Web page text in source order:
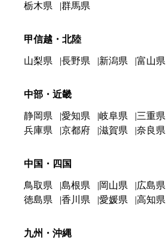
栃木県
群馬県
甲信越・北陸
山梨県 長野県 新潟県 富山県
中部・近畿
静岡県 愛知県 岐阜県 三重県
兵庫県
京都府 滋賀県 奈良県
中国・四国
鳥取県 島根県 岡山県 広島県
徳島県
香川県 愛媛県 高知県
九州・沖縄